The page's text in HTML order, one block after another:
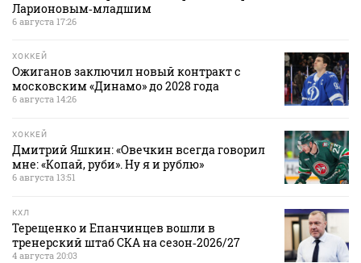
Ларионовым‑младшим
6 августа 17:26
ХОККЕЙ
Ожиганов заключил новый контракт с
московским «Динамо» до 2028 года
6 августа 14:26
ХОККЕЙ
Дмитрий Яшкин: «Овечкин всегда говорил
мне: «Копай, руби». Ну я и рублю»
6 августа 13:51
КХЛ
Терещенко и Епанчинцев вошли в
тренерский штаб СКА на сезон‑2026/27
4 августа 20:03